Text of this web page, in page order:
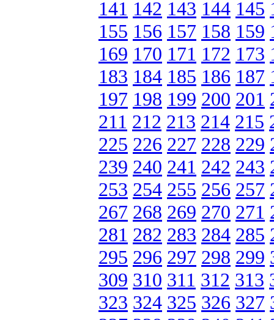
141 142 143 144 145
155 156 157 158 159
169 170 171 172 173
183 184 185 186 187
197 198 199 200 201
211 212 213 214 215
225 226 227 228 229
239 240 241 242 243
253 254 255 256 257
267 268 269 270 271
281 282 283 284 285
295 296 297 298 299
309 310 311 312 313
323 324 325 326 327